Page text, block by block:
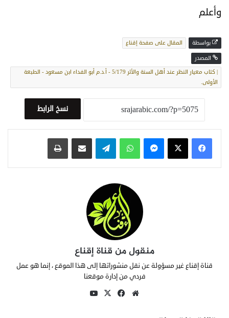
وأعلم
بواسطة
المقال على صفحة إقناع
المصدر
| كتاب معيار النظر عند أهل السنة والأثر 5/179 - أ.د.م أبو الفداء ابن مسعود - الطبعة
الأولى.
نسخ الرابط
واتساب تيلقرام
منقول من قناة إقناع
قناة إقناع غير مسؤولة عن نقل منشوراتها إلى هذا الموقع ، إنما هو عمل
فردي من إدارة موقعنا
مو
في
X